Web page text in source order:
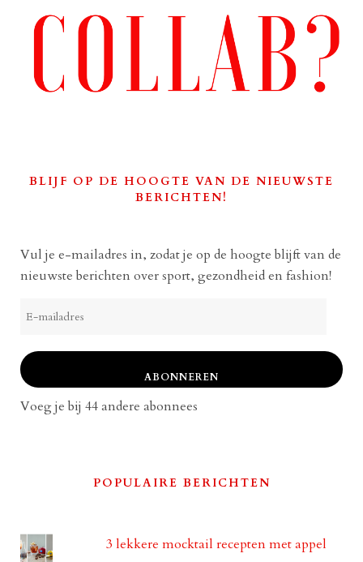
BLIJF OP DE HOOGTE VAN DE NIEUWSTE
BERICHTEN!
Vul je e-mailadres in, zodat je op de hoogte blijft van de
nieuwste berichten over sport, gezondheid en fashion!
mailadres
ABONNEREN
Voeg je bij 44 andere abonnees
POPULAIRE BERICHTEN
3 lekkere mocktail recepten met appel